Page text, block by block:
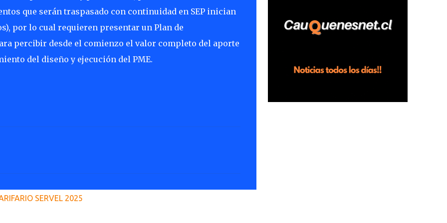
que serán traspasado con continuidad en SEP inician
por lo cual requieren presentar un Plan de
percibir desde el comienzo el valor completo del aporte
del diseño y ejecución del PME.
SERVEL 2025
en el sector Dollimbuta, comuna de
Pelluhue. Allí, mientras se encontraba junto
plantación de frutillas, habría sostenido una